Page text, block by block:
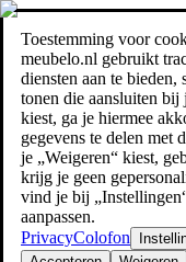
Toestemming voor
meubelo.nl gebruikt
diensten aan te bieden,
tonen die aansluiten bij
kiest, ga je hiermee
gegevens te delen met
je „Weigeren“ kiest,
krijg je geen
vind je bij
aanpassen.
PrivacyColofon
Zoeken
meubel jezelf de beste